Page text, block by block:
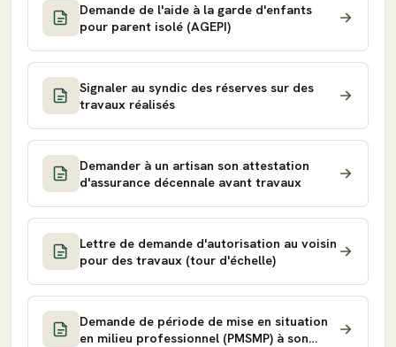
Demande de l'aide à la garde d'enfants
pour parent isolé (AGEPI)
Signaler au syndic des réserves sur des
travaux réalisés
Demander à un artisan son attestation
d'assurance décennale avant travaux
Lettre de demande d'autorisation au voisin
pour des travaux (tour d'échelle)
Demande de période de mise en situation
en milieu professionnel (PMSMP) à son